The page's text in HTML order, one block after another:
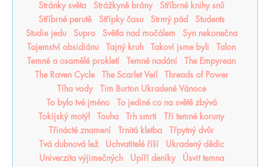
Stránky světa
Strážkyně brány
Stříbrné knihy snů
Stříbrné perutě
Střípky času Strmý pád
Students
Studie jedu
Supro Světla nad močálem
Syn nekonečna
Tajemství obsidiánu
Tajný kruh Takoví jsme byli
Talon
Temné a osamělé prokletí
Temné nadání
The Empyrean
The Raven Cycle
The Scarlet Veil
Threads of Power
Tíha vody
Tim Burton Ukradené Vánoce
To bylo tvé jméno
To jediné co na světě zbývá
Tokijský motýl
Touha Trh smrti
Tři temné koruny
Třinácté znamení
Trnitá kletba
Třpytný dvůr
Tvá dubnová lež
Uchvatitelé říší
Ukradený dědic
Univerzita výjimečných
Upíří deníky
Úsvit temna